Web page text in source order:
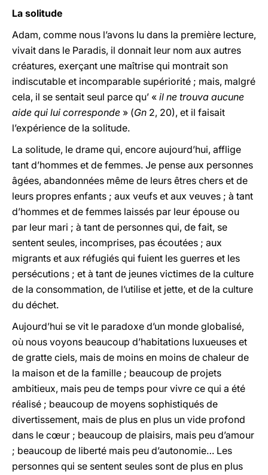
La solitude
Adam, comme nous l’avons lu dans la première lecture,
vivait dans le Paradis, il donnait leur nom aux autres
créatures, exerçant une maîtrise qui montrait son
indiscutable et incomparable supériorité ; mais, malgré
cela, il se sentait seul parce qu’ « il ne trouva aucune
aide qui lui corresponde » (Gn 2, 20), et il faisait
l’expérience de la solitude.
La solitude, le drame qui, encore aujourd’hui, afflige
tant d’hommes et de femmes. Je pense aux personnes
âgées, abandonnées même de leurs êtres chers et de
leurs propres enfants ; aux veufs et aux veuves ; à tant
d’hommes et de femmes laissés par leur épouse ou
par leur mari ; à tant de personnes qui, de fait, se
sentent seules, incomprises, pas écoutées ; aux
migrants et aux réfugiés qui fuient les guerres et les
persécutions ; et à tant de jeunes victimes de la culture
de la consommation, de l’utilise et jette, et de la culture
du déchet.
Aujourd’hui se vit le paradoxe d’un monde globalisé,
où nous voyons beaucoup d’habitations luxueuses et
de gratte ciels, mais de moins en moins de chaleur de
la maison et de la famille ; beaucoup de projets
ambitieux, mais peu de temps pour vivre ce qui a été
réalisé ; beaucoup de moyens sophistiqués de
divertissement, mais de plus en plus un vide profond
dans le cœur ; beaucoup de plaisirs, mais peu d’amour
; beaucoup de liberté mais peu d’autonomie… Les
personnes qui se sentent seules sont de plus en plus